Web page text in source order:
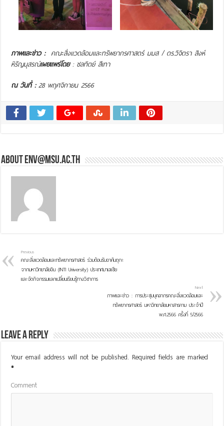
ภาพและข่าว : คณะสิ่งแวดล้อมและทรัพยากรศาสตร์ มมส / ดร.วิจิตรา สิงห์
หิรัญนุสรณ์เผยแพร่โดย: ชลทิตย์ สีเทา
ณ วันที่ :28 พฤศจิกายน 2566
About env@msu.ac.th
Previous
คณะสิ่งแวดล้อมและทรัพยากรศาสตร์ ร่วมต้อนรับอาคันตุกะ
จากมหาวิทยาลัยอิน (INTI University) ประเทศมาเลเซีย
และจัดกิจกรรมแลกเปลี่ยนเรียนรู้ทางวิชาการ
Next
ภาพและข่าว : การประชุมบุคลากรคณะสิ่งแวดล้อมและ
ทรัพยากรศาสตร์ มหาวิทยาลัยมหาสารคาม ประจำปี
พ.ศ.2566 ครั้งที่ 5/2566
Leave a Reply
Your email address will not be published. Required fields are marked
*
Comment